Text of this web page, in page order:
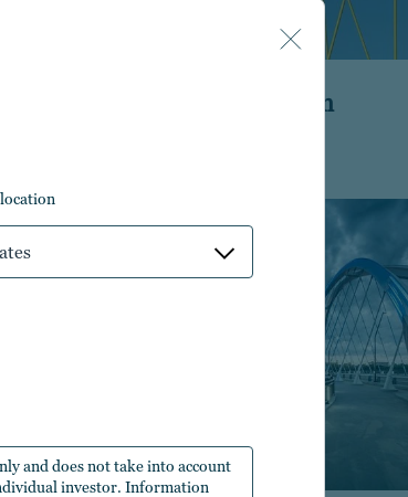
and does not take into account
investor. Information
Nuveen